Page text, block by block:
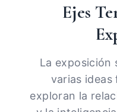
Ejes
La exposición
varias ideas
exploran la